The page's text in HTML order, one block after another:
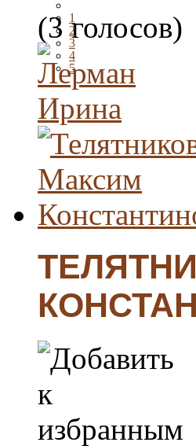
1
2
3
4
5
(3 голосов)